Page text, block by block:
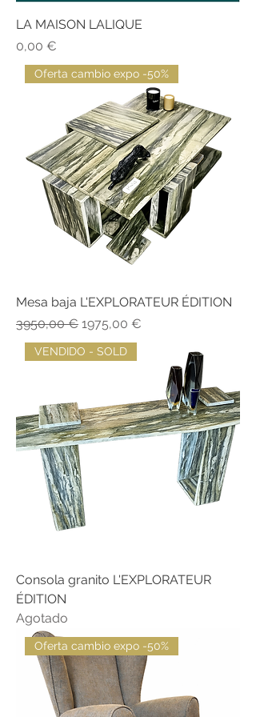
LA MAISON LALIQUE
Precio
0,00 €
Oferta cambio expo -50%
Mesa baja L'EXPLORATEUR ÉDITION
Precio
3950,00 € Precio de oferta
1975,00 €
VENDIDO - SOLD
Consola granito L'EXPLORATEUR
ÉDITION
Agotado
Oferta cambio expo -50%